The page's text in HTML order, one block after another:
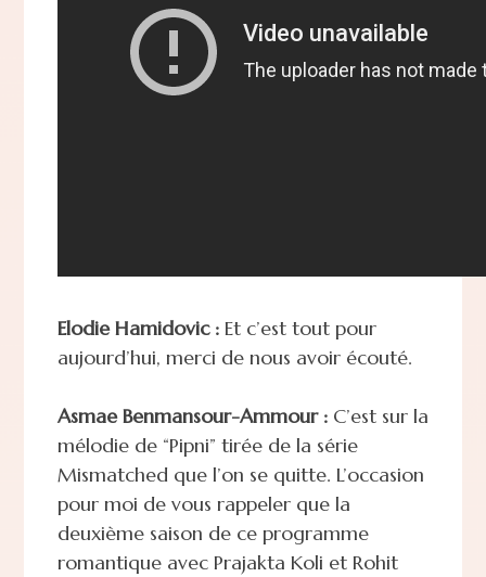
Elodie Hamidovic :Et c’est tout pour
aujourd’hui, merci de nous avoir écouté.
Asmae Benmansour-Ammour :C’est sur la
mélodie de “Pipni” tirée de la série
Mismatched que l’on se quitte. L’occasion
pour moi de vous rappeler que la
deuxième saison de ce programme
romantique avec Prajakta Koli et Rohit